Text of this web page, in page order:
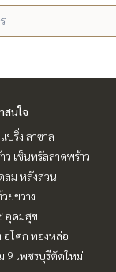
สนใจ
บริ่ง ลาซาล
ว เซ็นทรัลลาดพร้าว
ลม หลังสวน
ยขวาง
อุดมสุข
อโศก ทองหล่อ
9 เพชรบุรีตัดใหม่